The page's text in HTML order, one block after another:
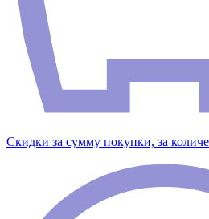
Скидки за сумму покупки, за